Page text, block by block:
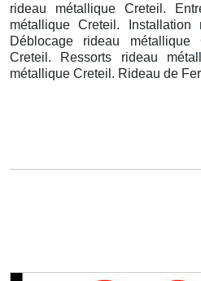
rideau métallique Creteil.
métallique Creteil. Installation
Déblocage rideau
Creteil. Ressorts rideau
métallique Creteil. Rideau de Fer